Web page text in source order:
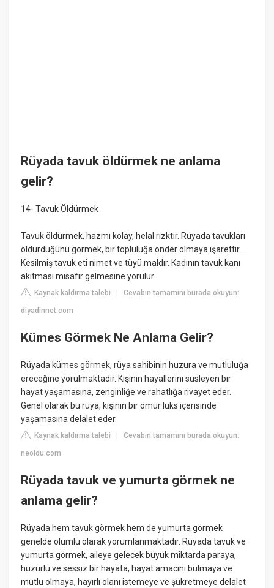
Rüyada tavuk öldürmek ne anlama
gelir?
14- Tavuk Öldürmek
Tavuk öldürmek, hazmı kolay, helal rızktır. Rüyada tavukları
öldürdüğünü görmek, bir topluluğa önder olmaya işarettir.
Kesilmiş tavuk eti nimet ve tüyü maldır. Kadının tavuk kanı
akıtması misafir gelmesine yorulur.
Kaynak kaldırma talebi |Cevabın tamamını burada okuyun:
diyadinnet.com
Kümes Görmek Ne Anlama Gelir?
Rüyada kümes görmek, rüya sahibinin huzura ve mutluluğa
ereceğine yorulmaktadır. Kişinin hayallerini süsleyen bir
hayat yaşamasına, zenginliğe ve rahatlığa rivayet eder.
Genel olarak bu rüya, kişinin bir ömür lüks içerisinde
yaşamasına delalet eder.
Kaynak kaldırma talebi |Cevabın tamamını burada okuyun:
neoldu.com
Rüyada tavuk ve yumurta görmek ne
anlama gelir?
Rüyada hem tavuk görmek hem de yumurta görmek
genelde olumlu olarak yorumlanmaktadır. Rüyada tavuk ve
yumurta görmek, aileye gelecek büyük miktarda paraya,
huzurlu ve sessiz bir hayata, hayat amacını bulmaya ve
mutlu olmaya, hayırlı olanı istemeye ve şükretmeye delalet